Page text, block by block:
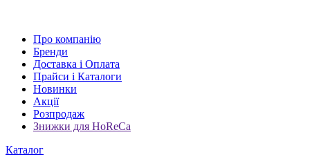
Про компанію
Бренди
Доставка і Оплата
Прайси і Каталоги
Новинки
Акції
Розпродаж
Знижки для HoReCa
Каталог